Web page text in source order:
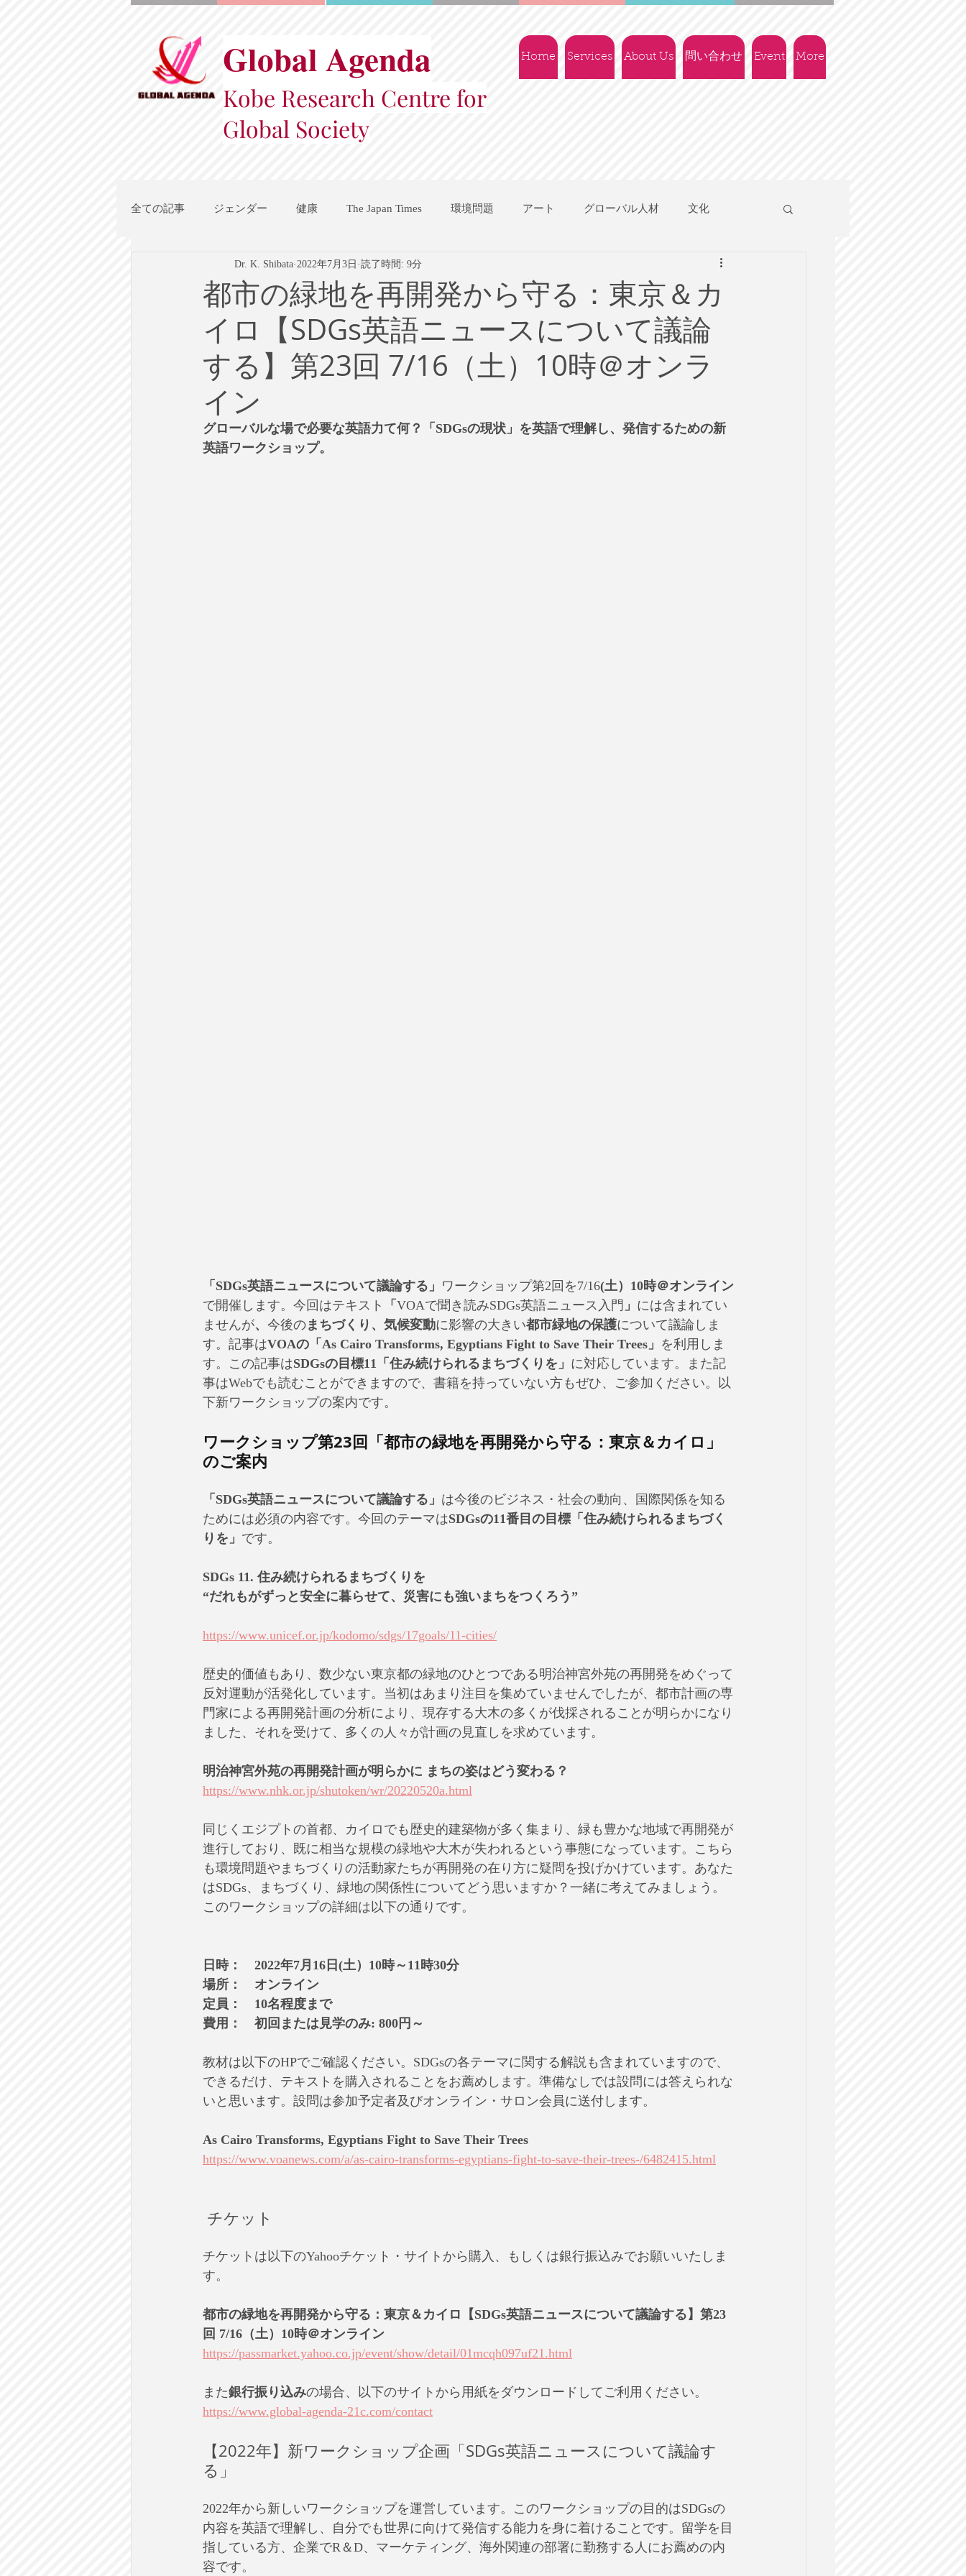
Global Agenda
Kobe Research Centre for
Global Society
Home Services About Us 問い合わせ Event More
全ての記事 ジェンダー 健康 The Japan Times 環境問題 アート グローバル人材 文化
地域都市政策 国際機関 地域振興 社会政策
テクノロジー 政治 ビジネス リスク ブランド 新型コロナウイルス
英語で学ぶ大人の社会科 ライティング ソーシャル・メディア 資格試験
建築・都市計画 まち歩き SDGs
都市の緑地を再開発から守る：東京＆カ
イロ【SDGs英語ニュースについて議論
する】第23回 7/16（土）10時＠オンラ
イン
Dr. K. Shibata 2022年7月3日 読了時間: 9分
グローバルな場で必要な英語力て何？「SDGsの現状」を英語で理解し、発信するための新
英語ワークショップ。
「SDGs英語ニュースについて議論する」 ワークショップ第2回を7/16(土）10時＠オンライン
で開催します。今回はテキスト
「 VOAで聞き読みSDGs英語ニュース入門 」 には含まれてい
ませんが、 今後のまちづくり、気候変動に影響の大きい都市緑地の保護について議論しま
す。記事はVOAの「As Cairo Transforms, Egyptians Fight to Save Their Trees」 を利用しま
す。この記事はSDGsの目標11「住み続けられるまちづくりを」 に対応しています。また記
事はWebでも読むことができますので、書籍を持っていない方もぜひ、ご参加ください。以
下新ワークショップの案内です。
ワークショップ第23回「都市の緑地を再開発から守る：東京＆カイロ」
のご案内
「SDGs英語ニュースについて議論する」 は今後のビジネス・社会の動向、国際関係を知る
ためには必須の内容です。今回のテーマはSDGsの11番目の目標「住み続けられるまちづく
りを」 です。
SDGs 11. 住み続けられるまちづくりを
“だれもがずっと安全に暮らせて、災害にも強いまちをつくろう”
https://www.unicef.or.jp/kodomo/sdgs/17goals/11-cities/
歴史的価値もあり、数少ない東京都の緑地のひとつである明治神宮外苑の再開発をめぐって
反対運動が活発化しています。当初はあまり注目を集めていませんでしたが、都市計画の専
門家による再開発計画の分析により、現存する大木の多くが伐採されることが明らかになり
ました、それを受けて、多くの人々が計画の見直しを求めています。
明治神宮外苑の再開発計画が明らかに まちの姿はどう変わる？
https://www.nhk.or.jp/shutoken/wr/20220520a.html
同じくエジプトの首都、カイロでも歴史的建築物が多く集まり、緑も豊かな地域で再開発が
進行しており、既に相当な規模の緑地や大木が失われるという事態になっています。こちら
も環境問題やまちづくりの活動家たちが再開発の在り方に疑問を投げかけています。あなた
はSDGs、まちづくり、緑地の関係性についてどう思いますか？一緒に考えてみましょう。
このワークショップの詳細は以下の通りです。
日時：　2022年7月16日(土）10時～11時30分
場所：　オンライン
定員：　10名程度まで
費用：　初回または見学のみ: 800円～
教材は以下のHPでご確認ください。SDGsの各テーマに関する解説も含まれていますので、
できるだけ、テキストを購入されることをお薦めします。準備なしでは設問には答えられな
いと思います。設問は参加予定者及びオンライン・サロン会員に送付します。
As Cairo Transforms, Egyptians Fight to Save Their Trees
https://www.voanews.com/a/as-cairo-transforms-egyptians-fight-to-save-their-trees-/6482415.html
チケット
チケットは以下のYahooチケット・サイトから購入、もしくは銀行振込みでお願いいたしま
す。
都市の緑地を再開発から守る：東京＆カイロ【SDGs英語ニュースについて議論する】第23
回 7/16（土）10時＠オンライン
https://passmarket.yahoo.co.jp/event/show/detail/01mcqh097uf21.html
また銀行振り込みの場合、以下のサイトから用紙をダウンロードしてご利用ください。
https://www.global-agenda-21c.com/contact
【2022年】新ワークショップ企画「SDGs英語ニュースについて議論す
る」
2022年から新しいワークショップを運営しています。このワークショップの目的はSDGsの
内容を英語で理解し、自分でも世界に向けて発信する能力を身に着けることです。留学を目
指している方、企業でR＆D、マーケティング、海外関連の部署に勤務する人にお薦めの内
容です。